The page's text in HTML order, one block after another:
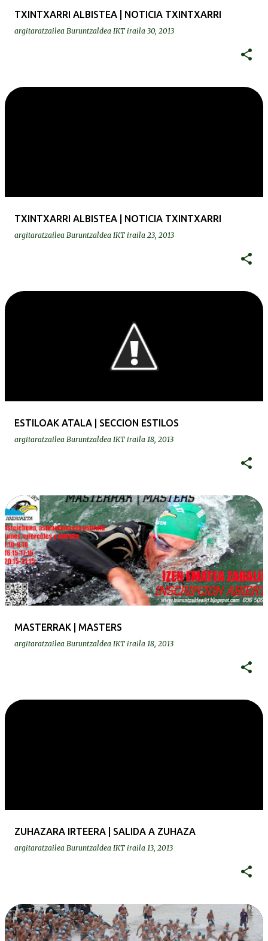
TXINTXARRI ALBISTEA | NOTICIA TXINTXARRI
argitaratzailea Buruntzaldea IKT iraila 30, 2013
TXINTXARRI ALBISTEA | NOTICIA TXINTXARRI
argitaratzailea Buruntzaldea IKT iraila 23, 2013
ESTILOAK ATALA | SECCION ESTILOS
argitaratzailea Buruntzaldea IKT iraila 18, 2013
MASTERRAK | MASTERS
argitaratzailea Buruntzaldea IKT iraila 18, 2013
ZUHAZARA IRTEERA | SALIDA A ZUHAZA
argitaratzailea Buruntzaldea IKT iraila 13, 2013